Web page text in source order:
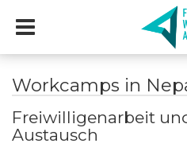
Workcamps in
Freiwilligenarbeit
Austausch